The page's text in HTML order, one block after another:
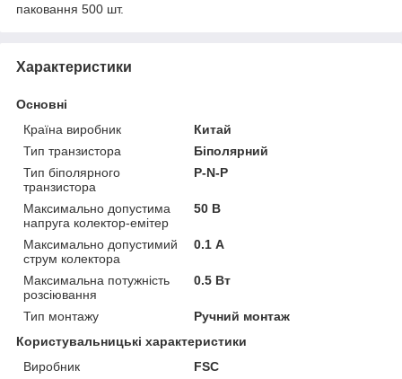
паковання 500 шт.
Характеристики
Основні
Країна виробник
Китай
Тип транзистора
Біполярний
Тип біполярного
транзистора
P-N-P
Максимально допустима
напруга колектор-емітер
50 В
Максимально допустимий
струм колектора
0.1 А
Максимальна потужність
розсіювання
0.5 Вт
Тип монтажу
Ручний монтаж
Користувальницькі характеристики
Виробник
FSC